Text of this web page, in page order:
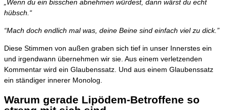
„Wenn du ein bisschen abnehmen würdest, dann wärst du echt
hübsch.“
“Mach doch endlich mal was, deine Beine sind einfach viel zu dick.”
Diese Stimmen von außen graben sich tief in unser Innerstes ein
und irgendwann übernehmen wir sie. Aus einem verletzenden
Kommentar wird ein Glaubenssatz. Und aus einem Glaubenssatz
ein ständiger innerer Monolog.
Warum gerade Lipödem-Betroffene so